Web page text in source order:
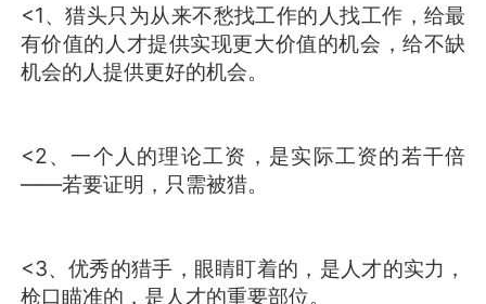
<1、猎头只为从来不愁找工作的人找工作，给最
有价值的人才提供实现更大价值的机会，给不缺
机会的人提供更好的机会。
<2、一个人的理论工资，是实际工资的若干倍
——若要证明，只需被猎。
<3、优秀的猎手，眼睛盯着的，是人才的实力，
枪口瞄准的，是人才的重要部位。